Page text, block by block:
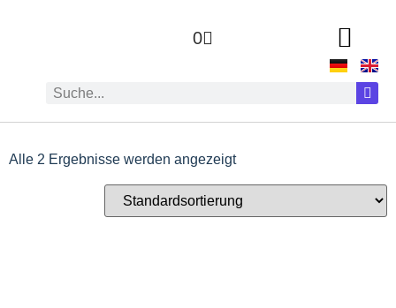
0
Alle 2 Ergebnisse werden angezeigt